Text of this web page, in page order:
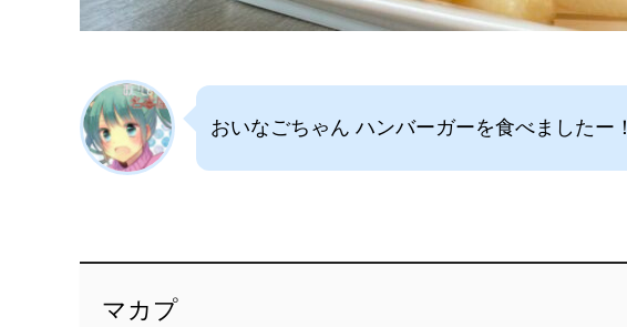
おいなごちゃん ハンバーガーを食べましたー！
マカプ